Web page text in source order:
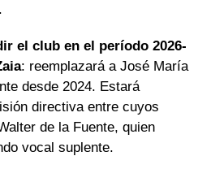
.
el club en el período 2026-
: reemplazará a José María
desde 2024. Estará
directiva entre cuyos
de la Fuente, quien
vocal suplente.